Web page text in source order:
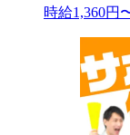
時給1,360円